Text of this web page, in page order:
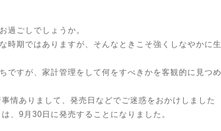
過ごしでしょうか。
時期ではありますが、そんなときこそ強くしなやかに生
ですが、家計管理をして何をすべきかを客観的に見つめ
情ありまして、発売日などでご迷惑をおかけしました
、9月30日に発売することになりました。